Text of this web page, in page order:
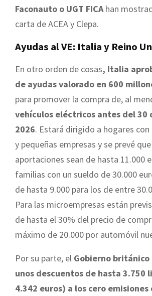
Faconauto o UGT FICAhan
carta de ACEA y Clepa.
Ayudas al VE: Italia y Reino
En otro orden de cosas, Italia
de ayudas valorado en 600
para promover la compra de, al
vehículos eléctricos antes del 30
2026. Estará dirigido a hogares
y pequeñas empresas y se prevé
aportaciones sean de hasta 11.000
familias con un sueldo de 30.000
de hasta 9.000 para los de entre
Para las microempresas están
de hasta el 30% del precio de
máximo de 20.000 por automóvil
Por su parte, el Gobierno
unos descuentos de hasta 3.750
4.342 euros) a los cero emisiones